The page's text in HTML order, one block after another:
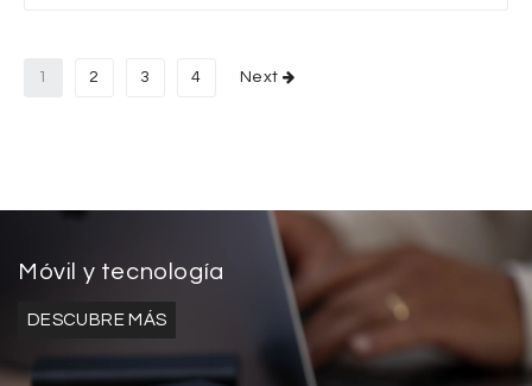
1 2 3 4 Next
Móvil y tecnología
DESCUBRE MÁS